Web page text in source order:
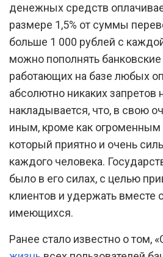
денежных средств
размере 1,5% от суммы
больше 1 000 рублей с
можно пополнять
работающих на базе любых
абсолютно никаких запретов
накладывается, что, в свою
иным, кроме как
который приятно и очень
каждого человека.
было в его силах, с целью
клиентов и удержать
имеющихся.
Ранее стало известно о том,